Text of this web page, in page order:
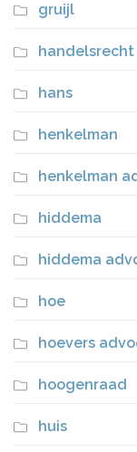
gruijl
handelsrecht
hans
henkelman
henkelman
hiddema
hiddema
hoe
hoevers
hoogenraad
huis